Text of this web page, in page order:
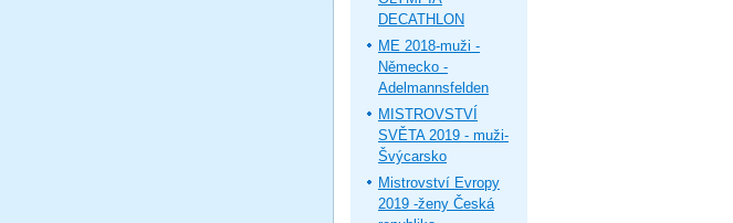
DECATHLON
ME 2018-muži -
Německo -
Adelmannsfelden
MISTROVSTVÍ
SVĚTA 2019 - muži-
Švýcarsko
Mistrovství Evropy
2019 -ženy Česká